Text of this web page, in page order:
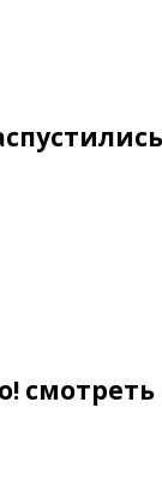
смотреть